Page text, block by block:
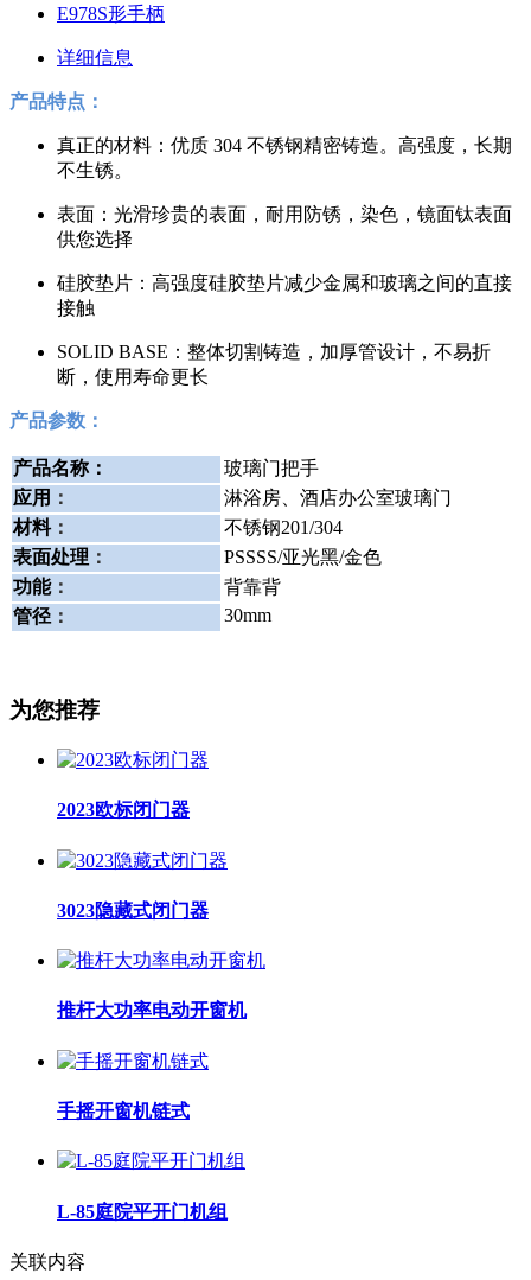
E978S形手柄
详细信息
产品特点：
真正的材料：优质 304 不锈钢精密铸造。高强度，长期
不生锈。
表面：光滑珍贵的表面，耐用防锈，染色，镜面钛表面
供您选择
硅胶垫片：高强度硅胶垫片减少金属和玻璃之间的直接
接触
SOLID BASE：整体切割铸造，加厚管设计，不易折
断，使用寿命更长
产品参数：
产品名称：
玻璃门把手
应用 ：
淋浴房、酒店办公室玻璃门
材料：
不锈钢201/304
表面处理 ：
PSSSS/亚光黑/金色
功能：
背靠背
管径 ： 30mm
为您推荐
2023欧标闭门器
3023隐藏式闭门器
推杆大功率电动开窗机
手摇开窗机链式
L-85庭院平开门机组
关联内容